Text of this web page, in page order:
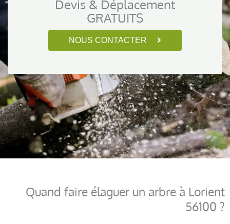
Devis & Déplacement
GRATUITS
NOUS CONTACTER
Quand faire élaguer un arbre à Lorient
56100 ?